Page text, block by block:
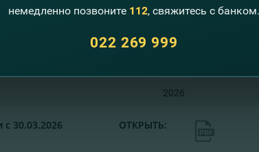
Условия Банковского Обслуживания
2026
с 30.03.2026
ОТКРЫТЬ:
немедленно позвоните 112, свяжитесь с банком.
022 269 999